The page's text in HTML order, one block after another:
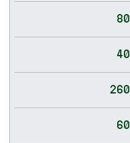
80
40
260
60